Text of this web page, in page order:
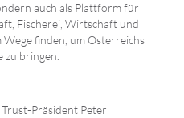
auch als Plattform für
Fischerei, Wirtschaft und
finden, um Österreichs
zu bringen.
Präsident Peter